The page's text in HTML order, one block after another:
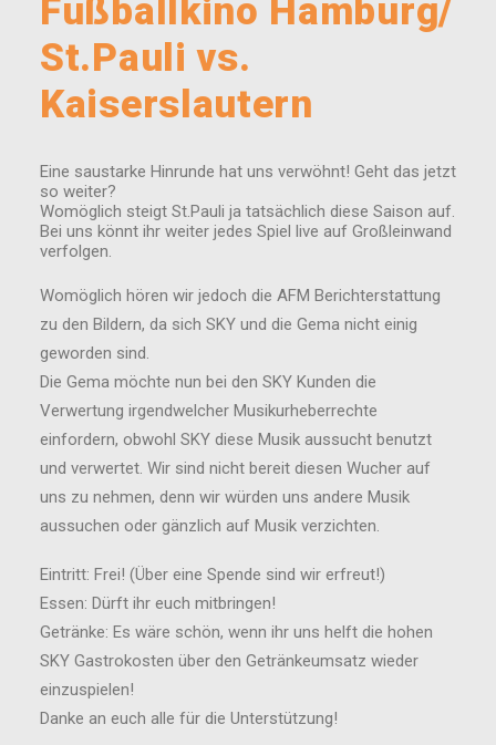
Fußballkino Hamburg/
St.Pauli vs.
Kaiserslautern
Eine saustarke Hinrunde hat uns verwöhnt! Geht das jetzt
so weiter?
Womöglich steigt St.Pauli ja tatsächlich diese Saison auf.
Bei uns könnt ihr weiter jedes Spiel live auf Großleinwand
verfolgen.
Womöglich hören wir jedoch die AFM Berichterstattung
zu den Bildern, da sich SKY und die Gema nicht einig
geworden sind.
Die Gema möchte nun bei den SKY Kunden die
Verwertung irgendwelcher Musikurheberrechte
einfordern, obwohl SKY diese Musik aussucht benutzt
und verwertet. Wir sind nicht bereit diesen Wucher auf
uns zu nehmen, denn wir würden uns andere Musik
aussuchen oder gänzlich auf Musik verzichten.
Eintritt: Frei! (Über eine Spende sind wir erfreut!)
Essen: Dürft ihr euch mitbringen!
Getränke: Es wäre schön, wenn ihr uns helft die hohen
SKY Gastrokosten über den Getränkeumsatz wieder
einzuspielen!
Danke an euch alle für die Unterstützung!